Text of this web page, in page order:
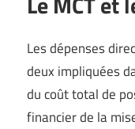
Les dépenses
deux impliquées
du coût total de
financier de la